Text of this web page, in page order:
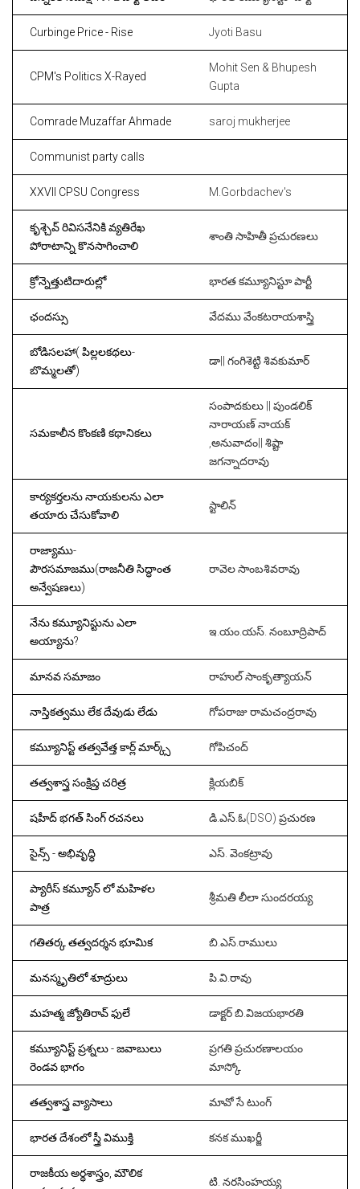
Curbinge Price - Rise Jyoti Basu
CPM's Politics X-Rayed
Mohit Sen & Bhupesh
Gupta
Comrade Muzaffar Ahmade saroj mukherjee
Communist party calls
XXVII CPSU Congress M.Gorbdachev's
కృశ్చెవ్ రివిసనేనికి వ్యతిరేఖ
పోరాటాన్ని కొనసాగించాలి
శాంతి సాహితీ ప్రచురణలు
క్రోన్నెత్తుటిదారుల్లో భారత కమ్యూనిస్టూ పార్టీ
ఛందస్సు వేదము వేంకటరాయశాస్త్రి
బోడిసలహా( పిల్లలకథలు-
బొమ్మలతో)
డా|| గంగిశెట్టి శివకుమార్
సమకాలీన కొంకణి కథానికలు
సంపాదకులు || పుండలిక్
నారాయణ్ నాయక్
,అనువాదం|| శిష్టా
జగన్నాదరావు
కార్యకర్తలను నాయకులను ఎలా
తయారు చేసుకోవాలి
స్టాలిన్
రాజ్యాము-
పౌరసమాజము(రాజనీతి సిద్ధాంత
అన్వేషణలు)
రావెల సాంబశివరావు
నేను కమ్యూనిస్టును ఎలా
అయ్యాను?
ఇ.యం.యస్. నంబూద్రిపాద్
మానవ సమాజం రాహుల్ సాంకృత్యాయన్
నాస్తికత్వము లేక దేవుడు లేడు గోపరాజు రామచంద్రరావు
కమ్యూనిస్ట్ తత్వవేత్త కార్ల్ మార్క్స్ గోపిచంద్
తత్వశాస్త్ర సంక్షిప్త చరిత్ర క్లియబిక్
షహీద్ భగత్ సింగ్ రచనలు డి.ఎస్.ఓ(DSO) ప్రచురణ
సైన్స్ - అభివృద్ధి ఎస్. వెంకట్రావు
ప్యారీస్ కమ్యూన్ లో మహిళల
పాత్ర
శ్రీమతి లీలా సుందరయ్య
గతితర్క తత్వదర్శన భూమిక బి.ఎస్.రాములు
మనస్మృతిలో శూద్రులు పి.వి.రావు
మహత్మ జ్యోతిరావ్ ఫులే డాక్టర్ బి.విజయభారతి
కమ్యూనిస్ట్ ప్రశ్నలు - జవాబులు
రెండవ భాగం
ప్రగతి ప్రచురణాలయం
మాస్కో
తత్వశాస్త్ర వ్యాసాలు మావో సే టుంగ్
భారత దేశంలో స్త్రీ విముక్తి కనక ముఖర్జీ
రాజకీయ అర్థశాస్త్రం, మౌలిక
టి. నరసింహయ్య